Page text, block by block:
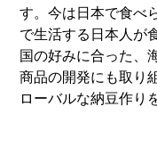
す。今は日本で食べ
で生活する日本人が
国の好みに合った、
商品の開発にも取り
ローバルな納豆作り